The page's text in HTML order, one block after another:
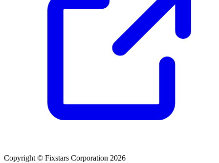
Copyright © Fixstars Corporation 2026